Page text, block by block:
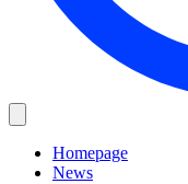
Homepage
News